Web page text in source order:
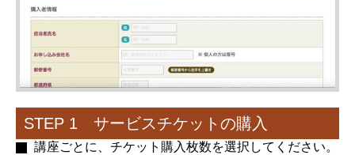
STEP 1 サービスチケットの購入
講座ごとに、チケット購入枚数を選択してください。